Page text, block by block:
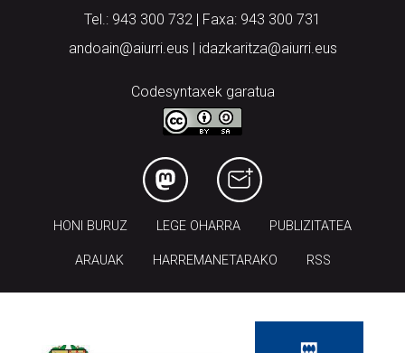
Tel.: 943 300 732 | Faxa: 943 300 731
andoain@aiurri.eus | idazkaritza@aiurri.eus
Codesyntaxek garatua
HONI BURUZ LEGE OHARRA PUBLIZITATEA
ARAUAK HARREMANETARAKO RSS